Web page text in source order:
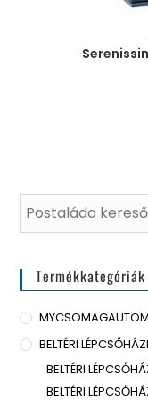
Termékkategóriák
BELTÉRI
BELTÉRI
BELTÉRI